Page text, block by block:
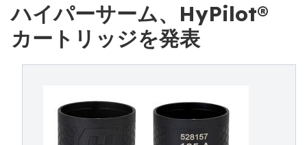
ハイパーサーム、HyPilot®
カートリッジを発表